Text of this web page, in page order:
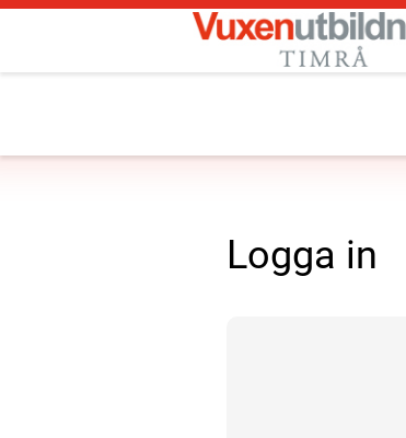
Logga in